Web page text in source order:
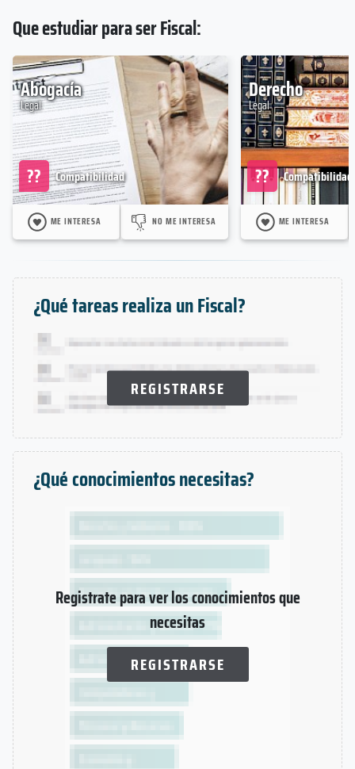
Que estudiar para ser Fiscal:
Abogacía
Legal
Compatibilidad
??
ME INTERESA NO ME INTERESA
Derecho
Legal
Compatibilidad
??
ME INTERESA
¿Qué tareas realiza un Fiscal?
REGISTRARSE
¿Qué conocimientos necesitas?
Registrate para ver los conocimientos que
necesitas
REGISTRARSE